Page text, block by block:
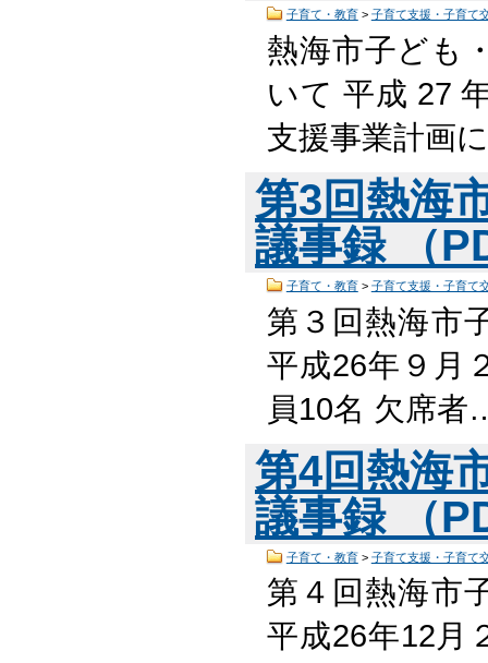
子育て・教育> 子育て支援・子育て
熱海市子ども
いて 平成 27
支援事業計画
第3回熱海
議事録 （
子育て・教育> 子育て支援・子育て
第３回熱海市
平成26年９月
員10名 欠席
第4回熱海
議事録 （
子育て・教育> 子育て支援・子育て
第４回熱海市
平成26年12月